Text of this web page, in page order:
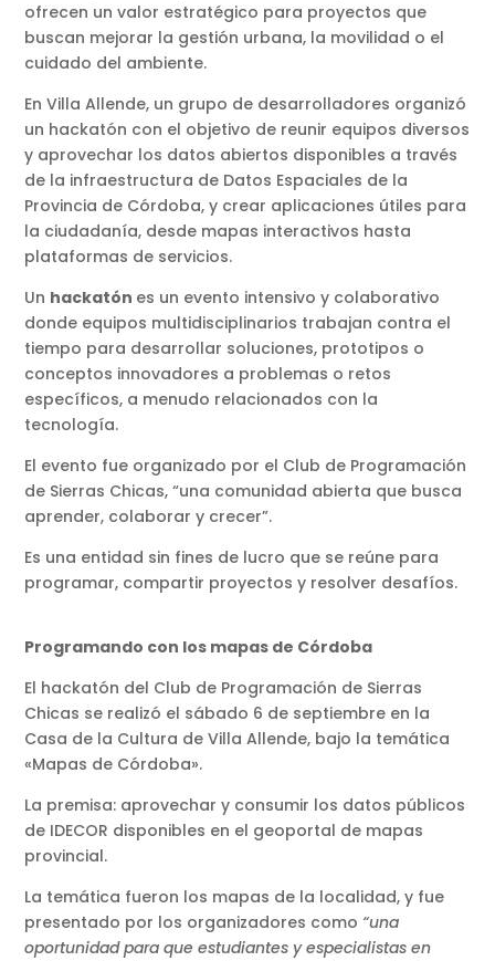
ofrecen un valor estratégico para proyectos que
buscan mejorar la gestión urbana, la movilidad o el
cuidado del ambiente.
En Villa Allende, un grupo de desarrolladores organizó
un hackatón con el objetivo de reunir equipos diversos
y aprovechar los datos abiertos disponibles a través
de la infraestructura de Datos Espaciales de la
Provincia de Córdoba, y crear aplicaciones útiles para
la ciudadanía, desde mapas interactivos hasta
plataformas de servicios.
Un hackatón es un evento intensivo y colaborativo
donde equipos multidisciplinarios trabajan contra el
tiempo para desarrollar soluciones, prototipos o
conceptos innovadores a problemas o retos
específicos, a menudo relacionados con la
tecnología.
El evento fue organizado por el Club de Programación
de Sierras Chicas, “una comunidad abierta que busca
aprender, colaborar y crecer”.
Es una entidad sin fines de lucro que se reúne para
programar, compartir proyectos y resolver desafíos.
Programando con los mapas de Córdoba
El hackatón del Club de Programación de Sierras
Chicas se realizó el sábado 6 de septiembre en la
Casa de la Cultura de Villa Allende, bajo la temática
«Mapas de Córdoba».
La premisa: aprovechar y consumir los datos públicos
de IDECOR disponibles en el geoportal de mapas
provincial.
La temática fueron los mapas de la localidad, y fue
presentado por los organizadores como “una
oportunidad para que estudiantes y especialistas en